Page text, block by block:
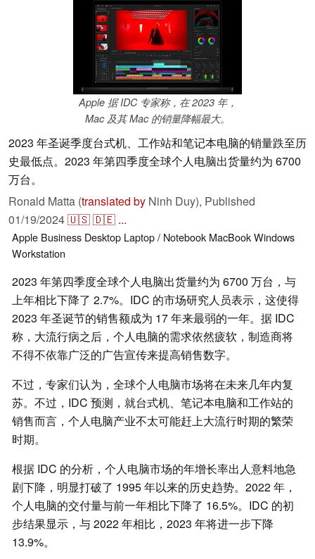
Apple 据 IDC 专家称，在 2023 年，
Mac 及其 Mac 的销量降幅最大。
2023 年圣诞季度台式机、工作站和笔记本电脑的销量跌至历
史最低点。2023 年第四季度全球个人电脑出货量约为 6700
万台。
Ronald Matta (translated by Ninh Duy), Published
01/19/2024🇺🇸🇩🇪 ...
Apple Business Desktop Laptop / Notebook MacBookWindows
Workstation
2023 年第四季度全球个人电脑出货量约为 6700 万台，与
上年相比下降了 2.7%。IDC 的市场研究人员表示，这使得
2023 年圣诞节的销售额成为 17 年来最弱的一年。据 IDC
称，大流行病之后，个人电脑的需求依然疲软，制造商将
不得不依靠广泛的广告宣传来提高销售数字。
不过，专家们认为，全球个人电脑市场将在未来几年内复
苏。不过，IDC 预测，就台式机、笔记本电脑和工作站的
销售而言，个人电脑产业不太可能赶上大流行时期的繁荣
时期。
根据 IDC 的分析，个人电脑市场的年增长率出人意料地急
剧下降，明显打破了 1995 年以来的历史趋势。2022 年，
个人电脑的交付量与前一年相比下降了 16.5%。IDC 的初
步结果显示，与 2022 年相比，2023 年将进一步下降
13.9%。